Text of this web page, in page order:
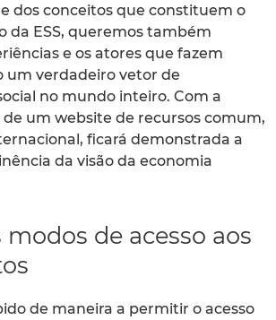
dos conceitos que constituem o
da ESS, queremos também
e os atores que fazem
um verdadeiro vetor de
no mundo inteiro. Com a
um website de recursos comum,
ficará demonstrada a
da visão da economia
de acesso aos
de maneira a permitir o acesso